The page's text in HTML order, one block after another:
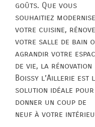
goûts. Que vous
souhaitiez
votre cuisine,
votre salle de bain
agrandir votre
de vie, la rénovation
Boissy l’Aillerie est
solution idéale pour
donner un coup de
neuf à votre